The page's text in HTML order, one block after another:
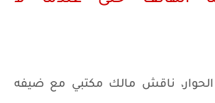
ناقش مالك مكتبي مع ضيفه